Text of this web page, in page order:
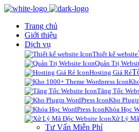
Trang chủ
Giới thiệu
Dịch vụ
Thiết kế website
Quản Trị
Hosting Giá Rẻ
Tăng Tốc
Kho
Khóa Học
Xử Lý
Tư Vấn Miễn Phí